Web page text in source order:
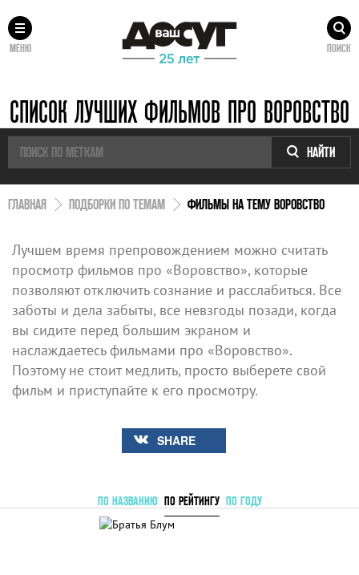
МЕНЮ ПОИСК
СПИСОК ЛУЧШИХ ФИЛЬМОВ ПРО ВОРОВСТВО
НАЙТИ
ГЛАВНАЯ ПОДБОРКИ ПО ТЕМАМ ФИЛЬМЫ НА ТЕМУ ВОРОВСТВО
Лучшем время препровождением можно считать
просмотр фильмов про «Воровство», которые
позволяют отключить сознание и расслабиться. Все
заботы и дела забыты, все невзгоды позади, когда
вы сидите перед большим экраном и
наслаждаетесь фильмами про «Воровство».
Поэтому не стоит медлить, просто выберете свой
фильм и приступайте к его просмотру.
SHARE
ПО НАЗВАНИЮ ПО РЕЙТИНГУ ПО ГОДУ